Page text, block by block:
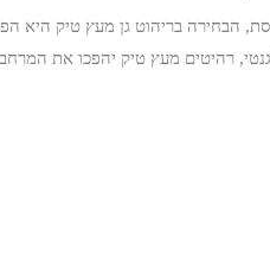
בריהוט גן מעץ טיק היא
רהיטים מעץ טיק יהפכו את